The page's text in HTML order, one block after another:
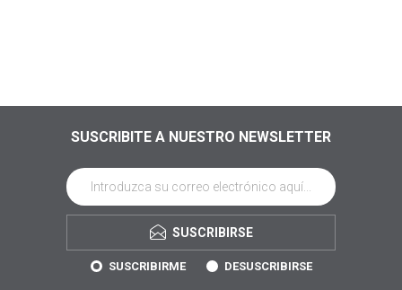
SUSCRIBITE A NUESTRO NEWSLETTER
SUSCRIBIRSE
SUSCRIBIRME DESUSCRIBIRSE